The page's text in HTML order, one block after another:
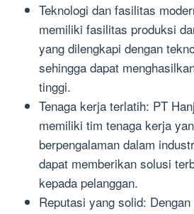
Teknologi dan fasilitas
memiliki fasilitas produksi
yang dilengkapi dengan
sehingga dapat
tinggi.
Tenaga kerja terlatih: PT
memiliki tim tenaga kerja
berpengalaman dalam
dapat memberikan solusi
kepada pelanggan.
Reputasi yang solid: